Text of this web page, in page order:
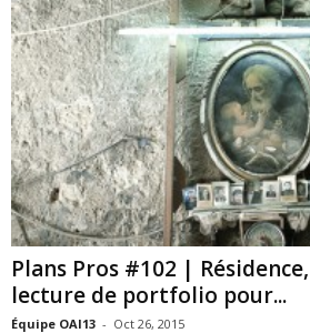
Plans Pros #102 |
lecture de portfolio pour...
Équipe OAI13 - Oct 26, 2015